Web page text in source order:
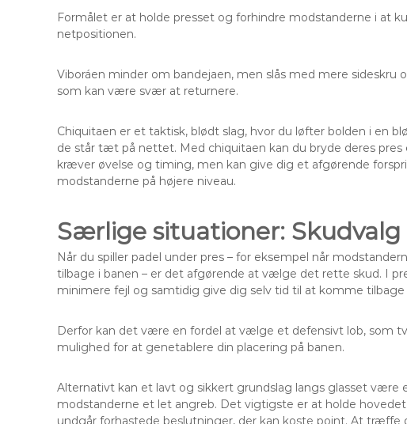
Formålet er at holde presset og forhindre modstanderne i at
netpositionen.
Viboráen minder om bandejaen, men slås med mere sideskru
som kan være svær at returnere.
Chiquitaen er et taktisk, blødt slag, hvor du løfter bolden i en
de står tæt på nettet. Med chiquitaen kan du bryde deres
kræver øvelse og timing, men kan give dig et afgørende
modstanderne på højere niveau.
Særlige situationer:
Når du spiller padel under pres – for eksempel når
tilbage i banen – er det afgørende at vælge det rette skud. I
minimere fejl og samtidig give dig selv tid til at komme tilbage
Derfor kan det være en fordel at vælge et defensivt lob, som
mulighed for at genetablere din placering på banen.
Alternativt kan et lavt og sikkert grundslag langs glasset være
modstanderne et let angreb. Det vigtigste er at holde
undgår forhastede beslutninger, der kan koste point. At